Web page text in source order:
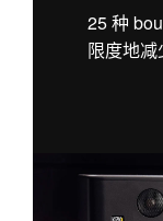
25 种
限度地